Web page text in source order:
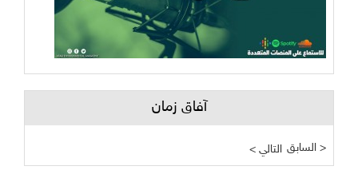
آفاق زمان
< التالي السابق >